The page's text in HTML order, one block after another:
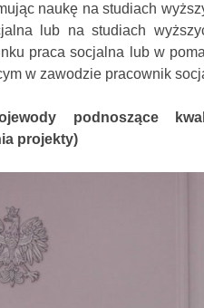
naukę na studiach
lub na studiach
praca socjalna lub w
w zawodzie pracownik
podnoszące
projekty)